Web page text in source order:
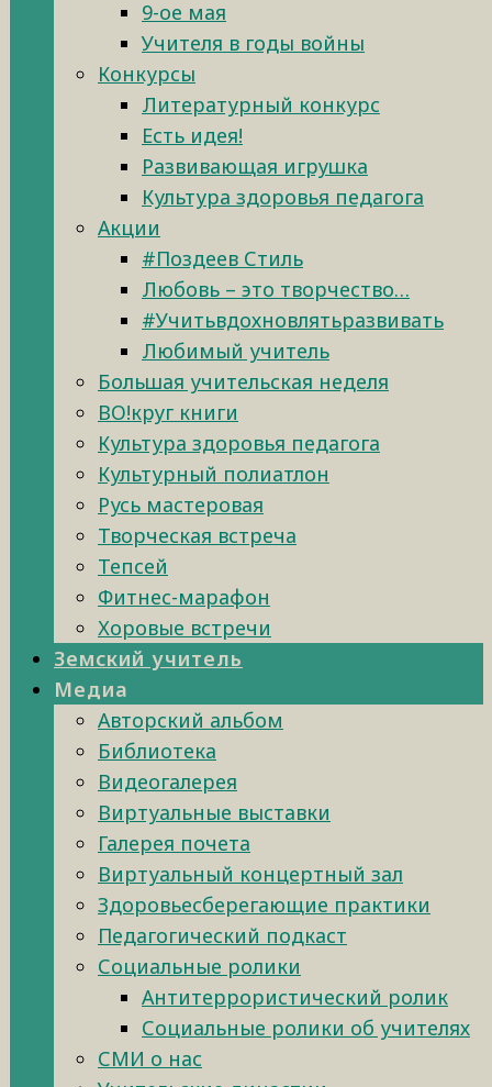
9-ое мая
Учителя в годы войны
Конкурсы
Литературный конкурс
Есть идея!
Развивающая игрушка
Культура здоровья педагога
Акции
#Поздеев Стиль
Любовь – это творчество…
#Учитьвдохновлятьразвивать
Любимый учитель
Большая учительская неделя
ВО!круг книги
Культура здоровья педагога
Культурный полиатлон
Русь мастеровая
Творческая встреча
Тепсей
Фитнес-марафон
Хоровые встречи
Земский учитель
Медиа
Авторский альбом
Библиотека
Видеогалерея
Виртуальные выставки
Галерея почета
Виртуальный концертный зал
Здоровьесберегающие практики
Педагогический подкаст
Социальные ролики
Антитеррористический ролик
Социальные ролики об учителях
СМИ о нас